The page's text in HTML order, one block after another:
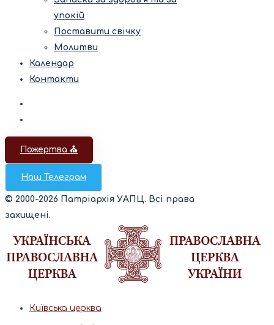
упокій
Поставити свічку
Молитви
Календар
Контакти
Пожертва ⛪️
Наш Телеграм
© 2000-2026 Патріархія УАПЦ. Всі права
захищені.
Київська церква